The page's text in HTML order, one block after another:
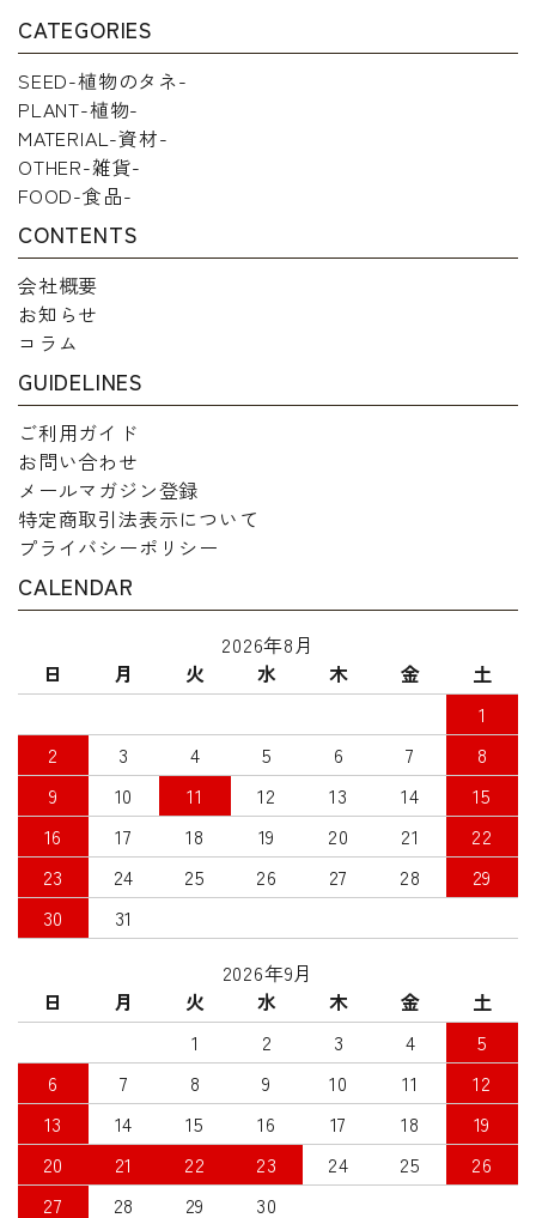
CATEGORIES
SEED-植物のタネ-
PLANT-植物-
MATERIAL-資材-
OTHER-雑貨-
FOOD-食品-
CONTENTS
会社概要
お知らせ
コラム
GUIDELINES
ご利用ガイド
お問い合わせ
メールマガジン登録
特定商取引法表示について
プライバシーポリシー
CALENDAR
2026年8月
日
月 火 水 木 金
土
1
2
3 4 5 6 7
8
9
10 11 12 13 14
15
16
17 18 19 20 21
22
23
24 25 26 27 28
29
30
31
2026年9月
日
月 火 水 木 金
土
1
2 3 4
5
6
7 8 9 10 11
12
13
14 15 16 17 18
19
20
21 22 23 24 25
26
27
28 29 30